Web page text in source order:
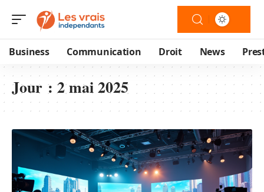
Business Communication Droit News
Jour :2 mai 2025